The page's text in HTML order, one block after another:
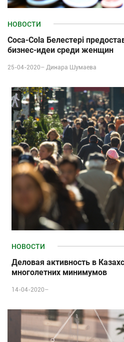
НОВОСТИ
Coca-Cola Белестері
бизнес-идеи среди женщин
25-04-2020– Динара Шумаева
НОВОСТИ
Деловая активность в
многолетних минимумов
14-04-2020–